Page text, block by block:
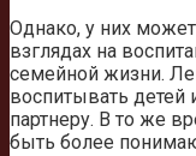
Однако, у них
взглядах на
семейной жизни.
воспитывать детей
партнеру. В то же
быть более